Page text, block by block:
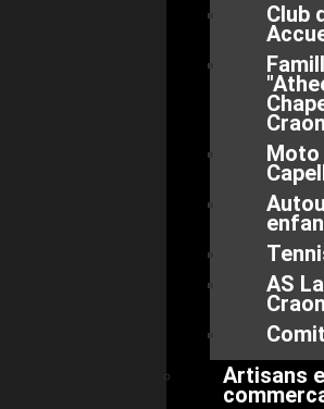
Club
Moto
AS
Artisans